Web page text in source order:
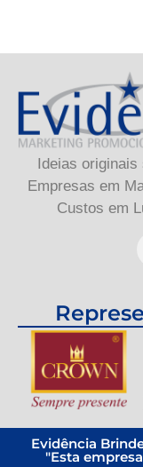
Ideias
Empresas em
Custos em
Evidência
"Esta